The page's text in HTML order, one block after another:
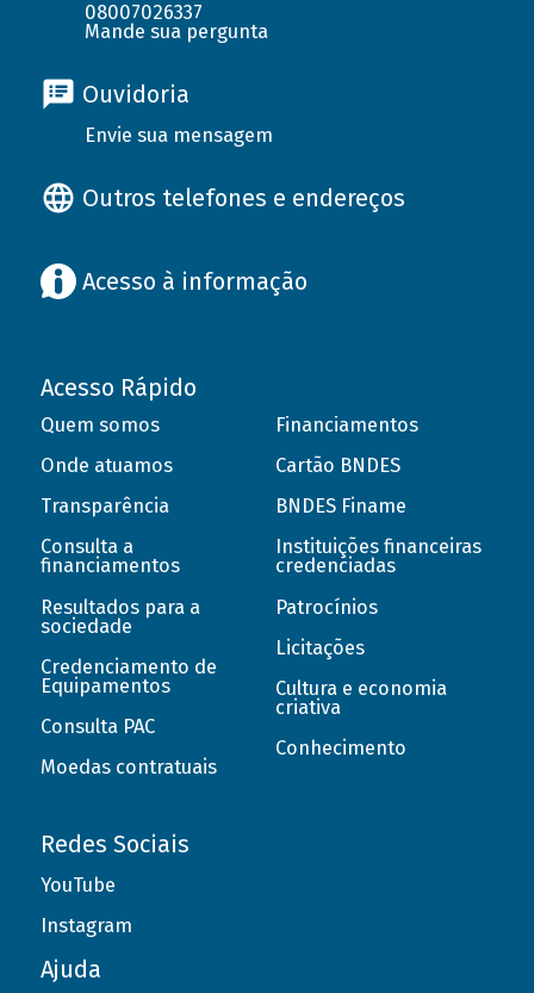
08007026337
Mande sua pergunta
Ouvidoria
Envie sua mensagem
Outros telefones e endereços
Acesso à informação
Acesso Rápido
Quem somos
Onde atuamos
Transparência
Consulta a
financiamentos
Resultados para a
sociedade
Credenciamento de
Equipamentos
Consulta PAC
Moedas contratuais
Financiamentos
Cartão BNDES
BNDES Finame
Instituições financeiras
credenciadas
Patrocínios
Licitações
Cultura e economia
criativa
Conhecimento
Redes Sociais
YouTube
Instagram
Ajuda